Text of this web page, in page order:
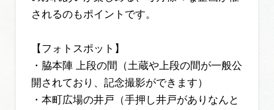
されるのもポイントです。
【フォトスポット】
・脇本陣 上段の間（土蔵や上段の間が一般公
開されており、記念撮影ができます）
・本町広場の井戸（手押し井戸がありなんと